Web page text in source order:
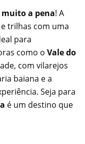
a pena! A
trilhas com uma
para
como o Vale do
com vilarejos
baiana e a
Seja para
é um destino que